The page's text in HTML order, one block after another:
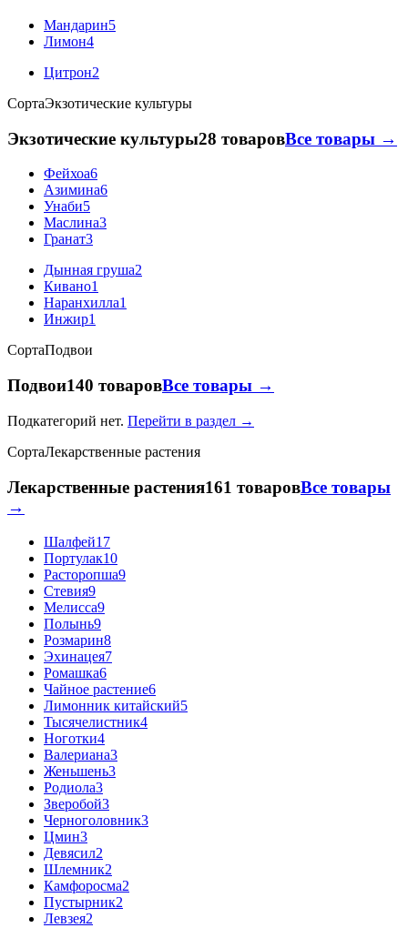
Мандарин5
Лимон4
Цитрон2
СортаЭкзотические культуры
Экзотические культуры28 товаровВсе товары →
Фейхоа6
Азимина6
Унаби5
Маслина3
Гранат3
Дынная груша2
Кивано1
Наранхилла1
Инжир1
СортаПодвои
Подвои140 товаровВсе товары →
Подкатегорий нет. Перейти в раздел →
СортаЛекарственные растения
Лекарственные растения161 товаровВсе товары
→
Шалфей17
Портулак10
Расторопша9
Стевия9
Мелисса9
Полынь9
Розмарин8
Эхинацея7
Ромашка6
Чайное растение6
Лимонник китайский5
Тысячелистник4
Ноготки4
Валериана3
Женьшень3
Родиола3
Зверобой3
Черноголовник3
Цмин3
Девясил2
Шлемник2
Камфоросма2
Пустырник2
Левзея2